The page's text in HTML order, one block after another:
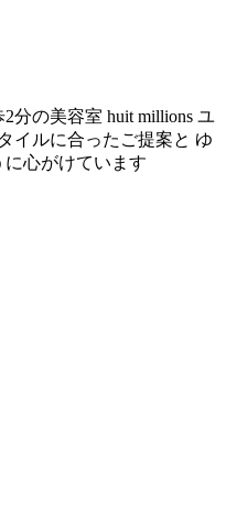
の美容室 huit millions ユ
イルに合ったご提案と ゆ
心がけています